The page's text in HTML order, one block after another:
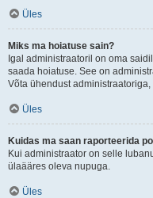
Üles
Miks ma hoiatuse sain?
Igal administraatoril on oma
saada hoiatuse. See on
Võta ühendust
Üles
Kuidas ma saan raporteerida
Kui administraator on selle
ülaääres oleva nupuga.
Üles